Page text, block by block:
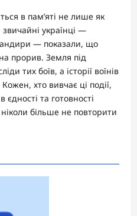
в пам’яті не лише як
українці —
— показали, що
прорив. Земля під
тих боїв, а історії воїнів
хто вивчає ці події,
та готовності
більше не повторити